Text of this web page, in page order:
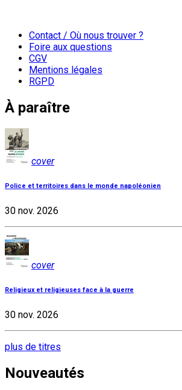
Contact / Où nous trouver ?
Foire aux questions
CGV
Mentions légales
RGPD
À paraître
cover
Police et territoires dans le monde napoléonien
30 nov. 2026
cover
Religieux et religieuses face à la guerre
30 nov. 2026
plus de titres
Nouveautés